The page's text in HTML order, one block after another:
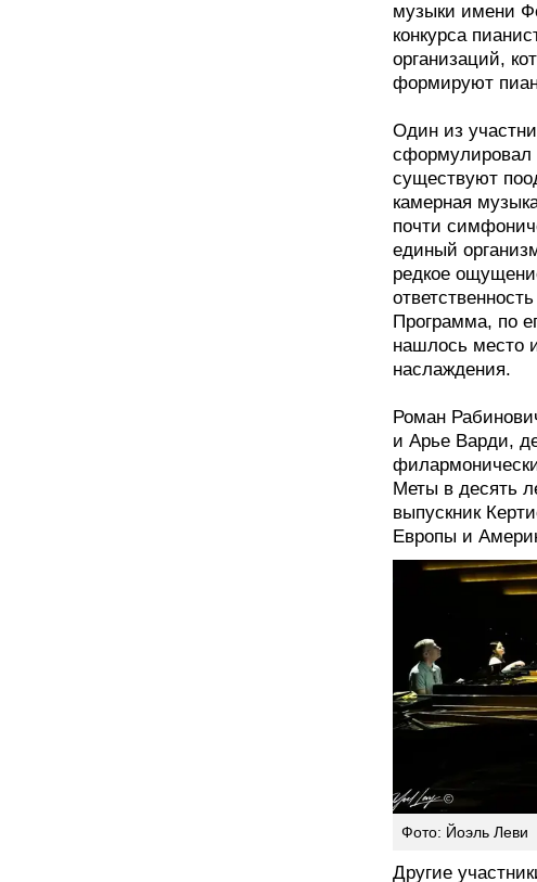
музыки имени
конкурса
организаций,
формируют
Один из
сформулировал
существуют
камерная
почти
единый
редкое
Программа, по
нашлось место
наслаждения.
Роман
и Арье Варди,
Меты в десять
выпускник
Европы и
Фото: Йоэль Леви
Другие